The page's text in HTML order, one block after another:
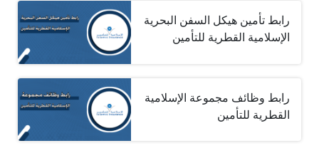
رابط تأمين هيكل السفن البحرية
الإسلامية القطرية للتأمين
رابط وظائف مجموعة الإسلامية
القطرية للتأمين